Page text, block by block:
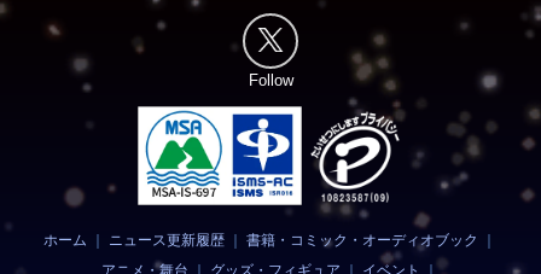
Follow
ホーム ｜ ニュース更新履歴 ｜書籍・コミック・オーディオブック
｜
アニメ・舞台
｜ グッズ・フィギュア ｜ イベント ｜